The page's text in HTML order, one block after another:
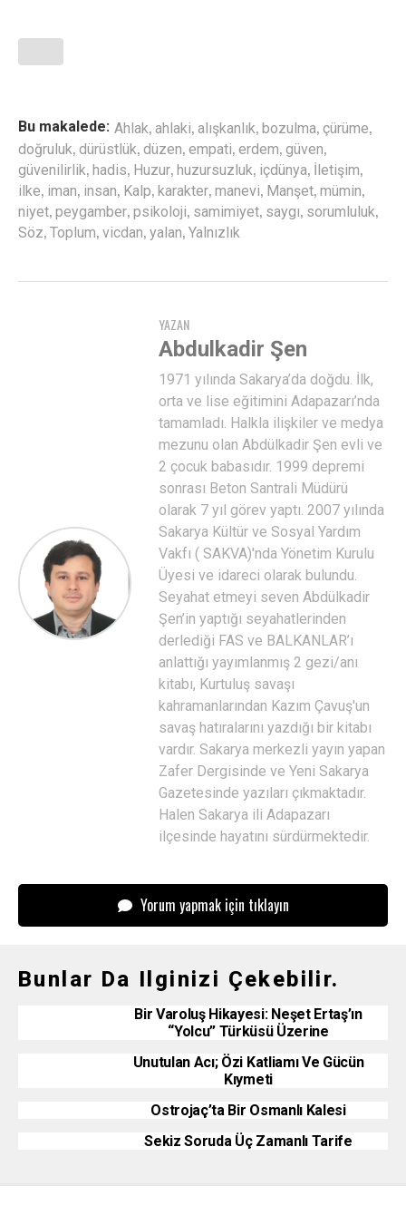
Bu makalede: Ahlak, ahlaki, alışkanlık, bozulma, çürüme,
doğruluk, dürüstlük, düzen, empati, erdem, güven,
güvenilirlik, hadis, Huzur, huzursuzluk, içdünya, İletişim,
ilke, iman, insan, Kalp, karakter, manevi, Manşet, mümin,
niyet, peygamber, psikoloji, samimiyet, saygı, sorumluluk,
Söz, Toplum, vicdan, yalan, Yalnızlık
YAZAN
Abdulkadir Şen
1971 yılında Sakarya’da doğdu. İlk,
orta ve lise eğitimini Adapazarı’nda
tamamladı. Halkla ilişkiler ve medya
mezunu olan Abdülkadir Şen evli ve
2 çocuk babasıdır. 1999 depremi
sonrası Beton Santrali Müdürü
olarak 7 yıl görev yaptı. 2007 yılında
Sakarya Kültür ve Sosyal Yardım
Vakfı ( SAKVA)'nda Yönetim Kurulu
Üyesi ve idareci olarak bulundu.
Seyahat etmeyi seven Abdülkadir
Şen’in yaptığı seyahatlerinden
derlediği FAS ve BALKANLAR’ı
anlattığı yayımlanmış 2 gezi/anı
kitabı, Kurtuluş savaşı
kahramanlarından Kazım Çavuş'un
savaş hatıralarını yazdığı bir kitabı
vardır. Sakarya merkezli yayın yapan
Zafer Dergisinde ve Yeni Sakarya
Gazetesinde yazıları çıkmaktadır.
Halen Sakarya ili Adapazarı
ilçesinde hayatını sürdürmektedir.
Yorum yapmak için tıklayın
Bunlar Da Ilginizi Çekebilir.
Bir Varoluş Hikayesi: Neşet Ertaş’ın
“Yolcu” Türküsü Üzerine
Unutulan Acı; Özi Katliamı Ve Gücün
Kıymeti
Ostrojaç’ta Bir Osmanlı Kalesi
Sekiz Soruda Üç Zamanlı Tarife